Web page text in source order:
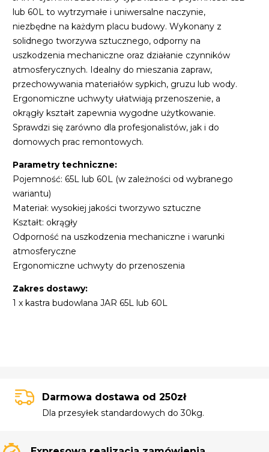
lub 60L to wytrzymałe i uniwersalne naczynie,
niezbędne na każdym placu budowy. Wykonany z
solidnego tworzywa sztucznego, odporny na
uszkodzenia mechaniczne oraz działanie czynników
atmosferycznych. Idealny do mieszania zapraw,
przechowywania materiałów sypkich, gruzu lub wody.
Ergonomiczne uchwyty ułatwiają przenoszenie, a
okrągły kształt zapewnia wygodne użytkowanie.
Sprawdzi się zarówno dla profesjonalistów, jak i do
domowych prac remontowych.
Parametry techniczne:
Pojemność: 65L lub 60L (w zależności od wybranego
wariantu)
Materiał: wysokiej jakości tworzywo sztuczne
Kształt: okrągły
Odporność na uszkodzenia mechaniczne i warunki
atmosferyczne
Ergonomiczne uchwyty do przenoszenia
Zakres dostawy:
1 x kastra budowlana JAR 65L lub 60L
Darmowa dostawa od 250zł
Dla przesyłek standardowych do 30kg.